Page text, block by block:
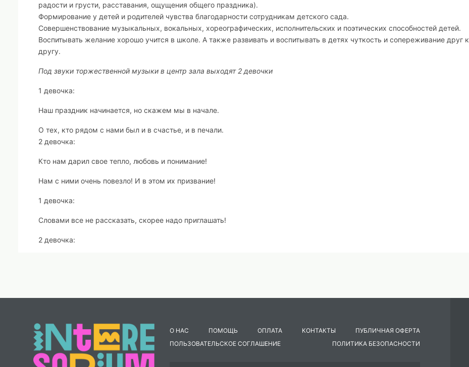
радости и грусти, расставания, ощущения общего праздника).
Формирование у детей и родителей чувства благодарности сотрудникам детского сада.
Совершенствование музыкальных, вокальных, хореографических, исполнительских и поэтических способностей детей.
Воспитывать желание хорошо учится в школе. А также развивать и воспитывать в детях чуткость и сопереживание друг к
другу.
Под звуки торжественной музыки в центр зала выходят 2 девочки
1 девочка:
Наш праздник начинается, но скажем мы в начале.
О тех, кто рядом с нами был и в счастье, и в печали.
2 девочка:
Кто нам дарил свое тепло, любовь и понимание!
Нам с ними очень повезло! И в этом их призвание!
1 девочка:
Словами все не рассказать, скорее надо приглашать!
2 девочка:
Вместе:Встречайте, Альбина Александровна и Мафият Ханбабаевна!
Ведущий 1:
Здравствуйте гости, зрители и наши дорогие родители!
О НАС ПОМОЩЬ ОПЛАТА КОНТАКТЫ
ПУБЛИЧНАЯ ОФЕРТА
ПОЛЬЗОВАТЕЛЬСКОЕ СОГЛАШЕНИЕ
ПОЛИТИКА БЕЗОПАСНОСТИ